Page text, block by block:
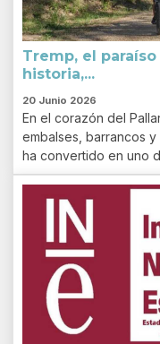
Tremp, el
historia,...
20 Junio 2026
En el corazón del
embalses, barrancos
ha convertido en uno